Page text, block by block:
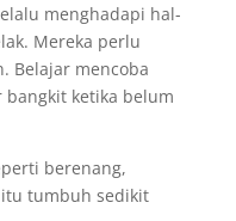
menghadapi hal-
Mereka perlu
Belajar mencoba
bangkit ketika belum
berenang,
tumbuh sedikit